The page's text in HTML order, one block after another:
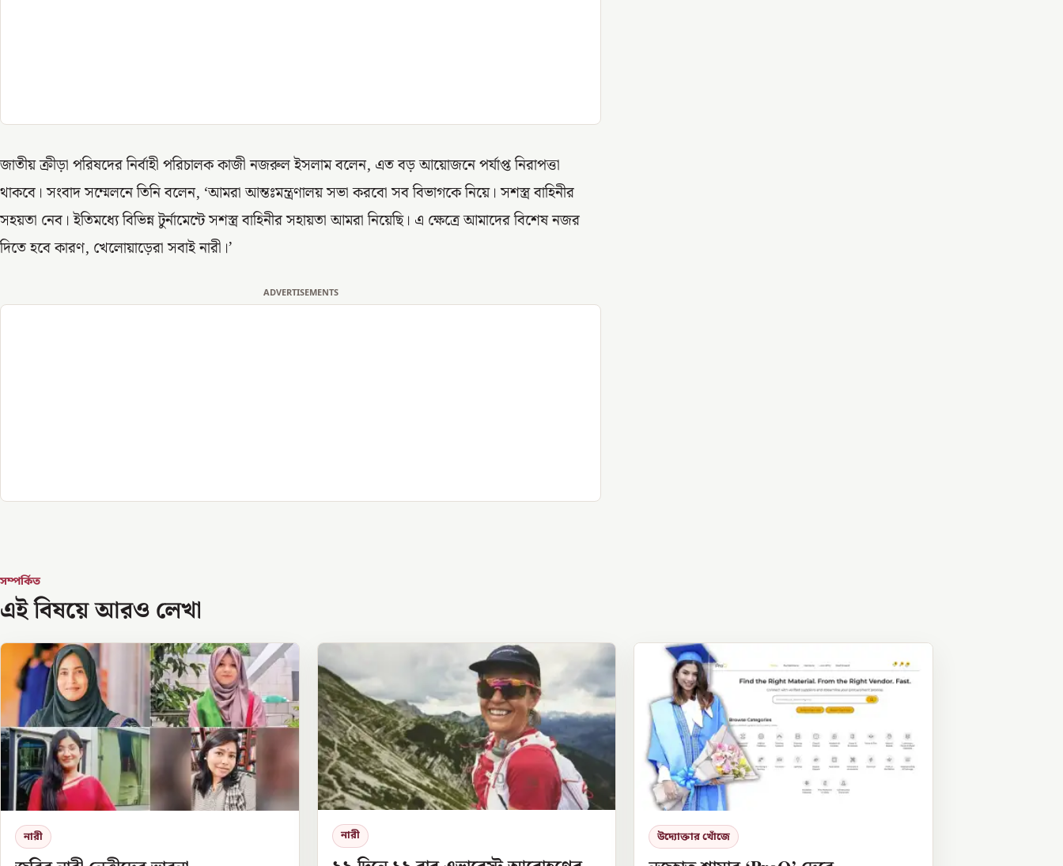
জাতীয় ক্রীড়া পরিষদের নির্বাহী পরিচালক কাজী নজরুল ইসলাম বলেন, এত বড় আয়োজনে পর্যাপ্ত নিরাপত্তা
থাকবে। সংবাদ সম্মেলনে তিনি বলেন, ‘আমরা আন্তঃমন্ত্রণালয় সভা করবো সব বিভাগকে নিয়ে। সশস্ত্র বাহিনীর
সহয়তা নেব। ইতিমধ্যে বিভিন্ন টুর্নামেন্টে সশস্ত্র বাহিনীর সহায়তা আমরা নিয়েছি। এ ক্ষেত্রে আমাদের বিশেষ নজর
দিতে হবে কারণ, খেলোয়াড়েরা সবাই নারী।’
ADVERTISEMENTS
সম্পর্কিত
এই বিষয়ে আরও লেখা
নারী নারী উদ্যোক্তার খোঁজে